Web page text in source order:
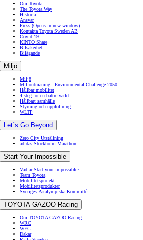
Om Toyota
The Toyota Way
Historia
Ansvar
Press (Opens in new window)
Kontakta Toyota Sweden AB
Covid-19
KINTO Share
Bilsäkerhet
Bilägande
Miljö
Miljö
Miljöutmaning - Environmental Challenge 2050
Hållbar mobilitet
4 steg för en bättre värld
Hållbart samhälle
Styrning och uppföljning
WLTP
Let´s Go Beyond
Zero City Utställning
adidas Stockholm Marathon
Start Your Impossible
Vad är Start your impossible?
Team Toyota
Mobilitetsprojekt
Mobilitetsprodukter
Sveriges Paralympiska Kommitté
TOYOTA GAZOO Racing
Om TOYOTA GAZOO Racing
WRC
WEC
Dakar